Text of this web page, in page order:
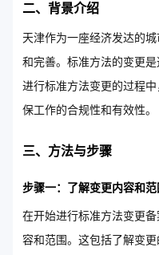
二、背景介绍
天津作为一座经济发达的
和完善。标准方法的变更
进行标准方法变更的过程
保工作的合规性和有效性。
三、方法与步骤
步骤一：了解变更内容和范
在开始进行标准方法变更
容和范围。这包括了解变